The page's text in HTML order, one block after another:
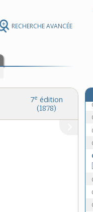
RECHERCHE AVANCÉE
7e édition
(1878)